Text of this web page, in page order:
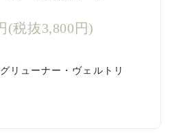
(税抜3,800円)
リューナー・ヴェルトリ